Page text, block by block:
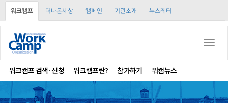
워크캠프 더나은세상 캠페인 기관소개 뉴스레터
워크캠프 검색·신청 워크캠프란? 참가하기 워캠뉴스